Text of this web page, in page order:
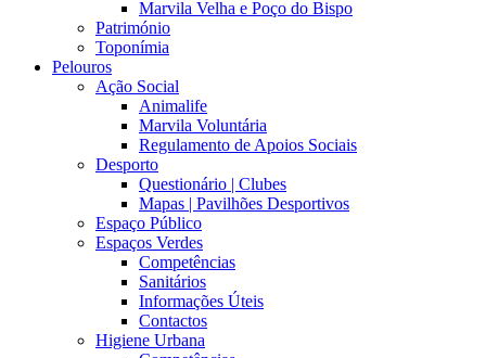
Marvila Velha e Poço do Bispo
Património
Toponímia
Pelouros
Ação Social
Animalife
Marvila Voluntária
Regulamento de Apoios Sociais
Desporto
Questionário | Clubes
Mapas | Pavilhões Desportivos
Espaço Público
Espaços Verdes
Competências
Sanitários
Informações Úteis
Contactos
Higiene Urbana